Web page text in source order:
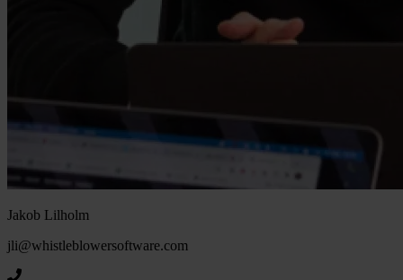
Jakob Lilholm
jli@whistleblowersoftware.com